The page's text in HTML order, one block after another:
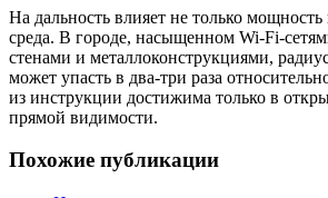
На дальность влияет не только мощность
среда. В городе, насыщенном Wi-Fi-
стенами и металлоконструкциями,
может упасть в два-три раза
из инструкции достижима только в
прямой видимости.
Похожие публикации